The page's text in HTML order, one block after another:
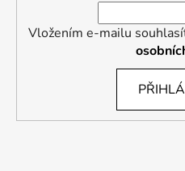
Vložením e-mailu